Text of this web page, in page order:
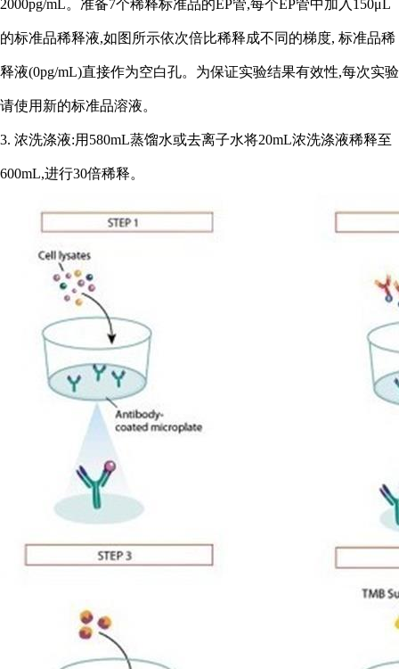
2000pg/mL。准备7个稀释标准品的EP管,每个EP管中加入150μL
的标准品稀释液,如图所示依次倍比稀释成不同的梯度, 标准品稀
释液(0pg/mL)直接作为空白孔。为保证实验结果有效性,每次实验
请使用新的标准品溶液。
3. 浓洗涤液:用580mL蒸馏水或去离子水将20mL浓洗涤液稀释至
600mL,进行30倍稀释。